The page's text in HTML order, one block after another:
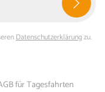
Datenschutzerklärungzu.
für Tagesfahrten